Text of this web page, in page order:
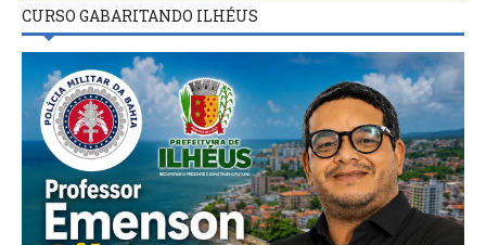
CURSO GABARITANDO ILHÉUS